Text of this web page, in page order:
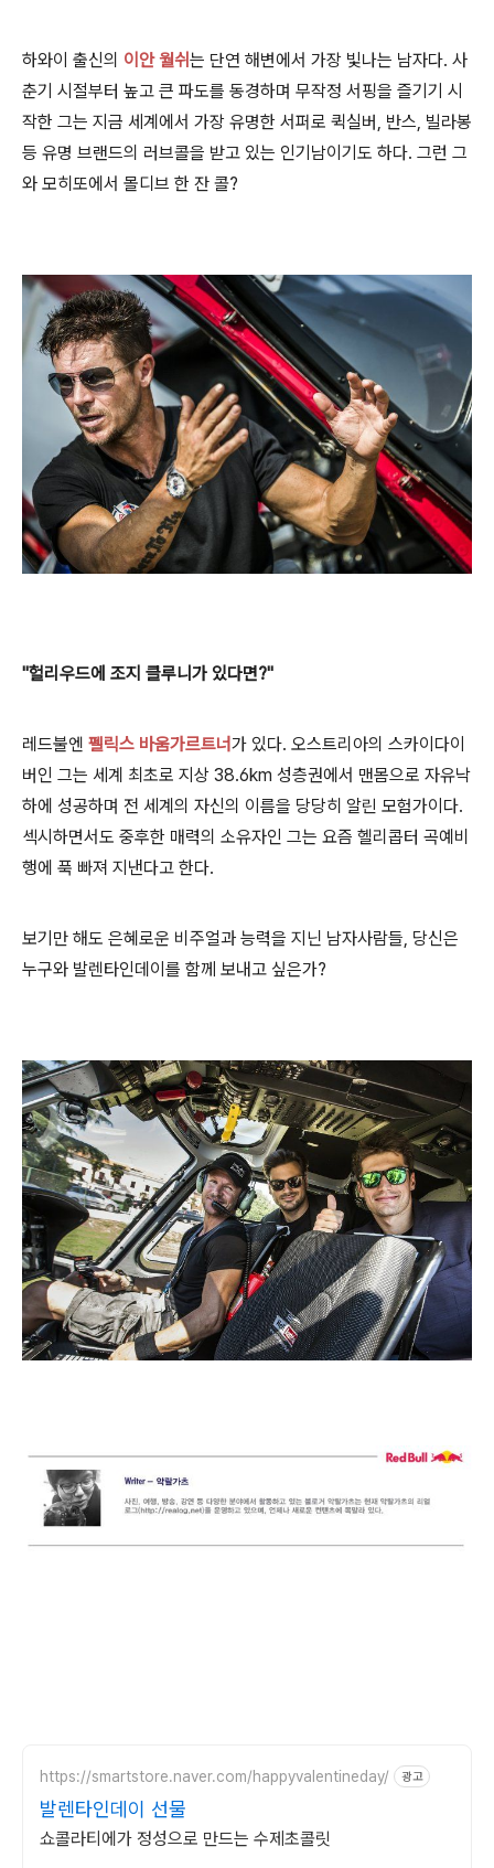
하와이 출신의 이안 월쉬는 단연 해변에서 가장 빛나는 남자다. 사
춘기 시절부터 높고 큰 파도를 동경하며 무작정 서핑을 즐기기 시
작한 그는 지금 세계에서 가장 유명한 서퍼로 퀵실버, 반스, 빌라봉
등 유명 브랜드의 러브콜을 받고 있는 인기남이기도 하다. 그런 그
와 모히또에서 몰디브 한 잔 콜?
"헐리우드에 조지 클루니가 있다면?"
레드불엔 펠릭스 바움가르트너가 있다. 오스트리아의 스카이다이
버인 그는 세계 최초로 지상 38.6km 성층권에서 맨몸으로 자유낙
하에 성공하며 전 세계의 자신의 이름을 당당히 알린 모험가이다.
섹시하면서도 중후한 매력의 소유자인 그는 요즘 헬리콥터 곡예비
행에 푹 빠져 지낸다고 한다.
보기만 해도 은혜로운 비주얼과 능력을 지닌 남자사람들, 당신은
누구와 발렌타인데이를 함께 보내고 싶은가?
https://smartstore.naver.com/happyvalentineday/ 광고
발렌타인데이 선물
쇼콜라티에가 정성으로 만드는 수제초콜릿